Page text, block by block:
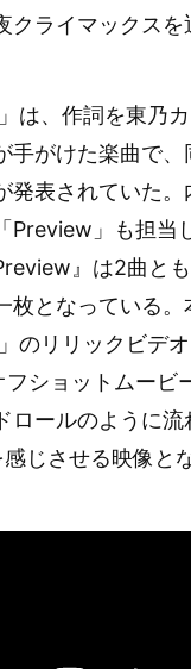
クライマックスを
は、作詞を東乃
手がけた楽曲で、
発表されていた
Preview」も担当
』は2曲と
枚となっている。
のリリックビデ
フショットムービ
ロールのように
じさせる映像と